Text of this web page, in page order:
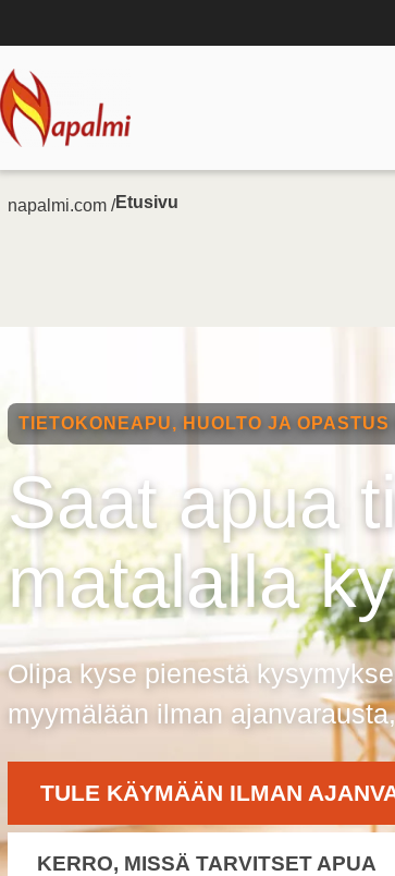
napalmi.com /Etusivu
TIETOKONEAPU, HUOLTO JA OPASTUS
Saat apua
matalalla
Olipa kyse pienestä
myymälään ilman
TULE KÄYMÄÄN ILMAN
KERRO, MISSÄ TARVITSET APUA